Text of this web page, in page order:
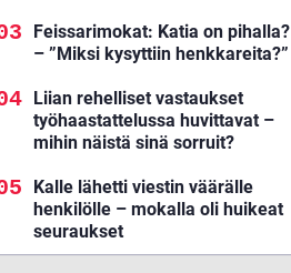
Feissarimokat: Katia on pihalla?
– ”Miksi kysyttiin henkkareita?”
Liian rehelliset vastaukset
työhaastattelussa huvittavat –
mihin näistä sinä sorruit?
Kalle lähetti viestin väärälle
henkilölle – mokalla oli huikeat
seuraukset